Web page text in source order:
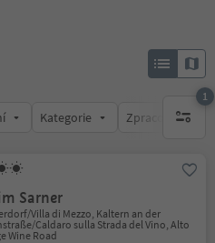
Kategorie Zpracovává
1
1
Sarner
Villa di Mezzo, Kaltern an der
Caldaro sulla Strada del Vino, Alto
Wine Road